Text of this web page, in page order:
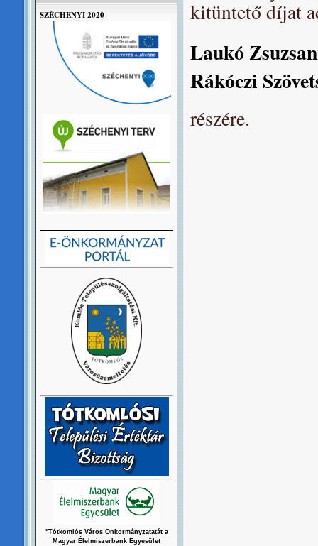
kitüntető díjat
Laukó
Rákóczi
részére.
SZÉCHENYI 2020
"Tótkomlós Város Önkormányzatatát a
Magyar Élelmiszerbank Egyesület